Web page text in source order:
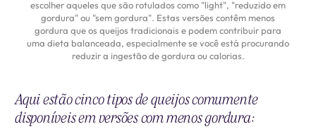
escolher aqueles que são rotulados como "light", "reduzido em
gordura" ou "sem gordura". Estas versões contêm menos
gordura que os queijos tradicionais e podem contribuir para
uma dieta balanceada, especialmente se você está procurando
reduzir a ingestão de gordura ou calorias.
Aqui estão cinco tipos de queijos comumente
disponíveis em versões com menos gordura: